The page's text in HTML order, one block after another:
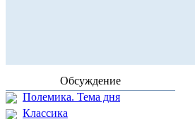
Обсуждение
Полемика. Тема дня
Классика